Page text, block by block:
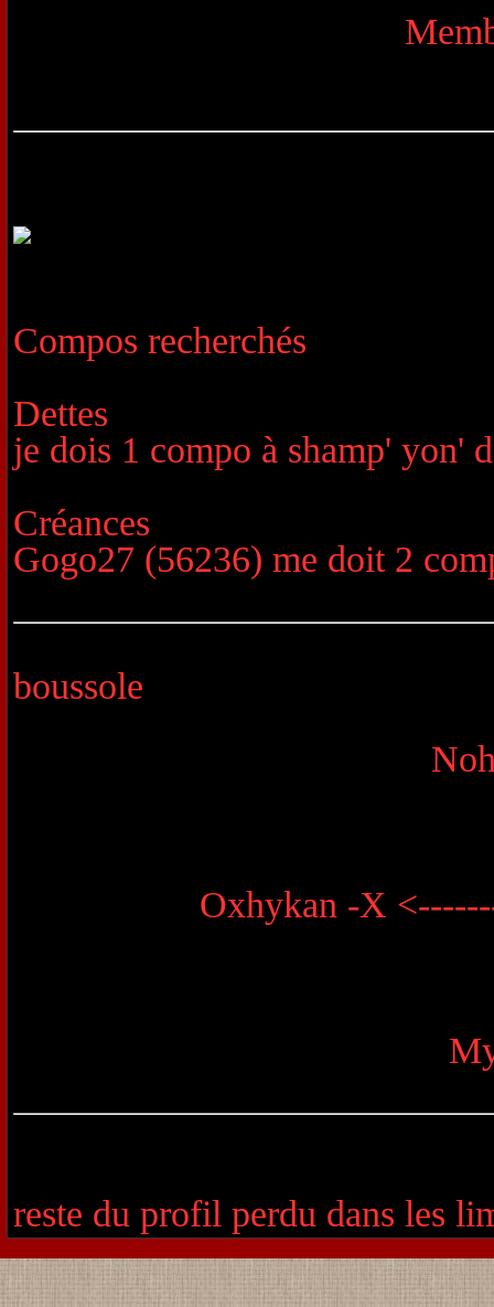
Compos recherchés
Dettes
je dois 1 compo à shamp' yon'
Créances
Gogo27 (56236) me doit 2
boussole
Oxhykan -X
reste du profil perdu dans les